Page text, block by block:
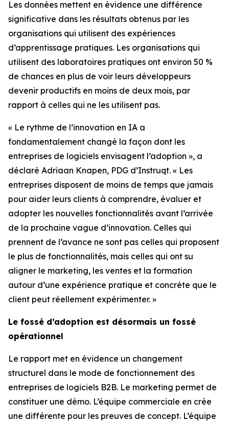
Les données mettent en évidence une différence
significative dans les résultats obtenus par les
organisations qui utilisent des expériences
d’apprentissage pratiques. Les organisations qui
utilisent des laboratoires pratiques ont environ 50 %
de chances en plus de voir leurs développeurs
devenir productifs en moins de deux mois, par
rapport à celles qui ne les utilisent pas.
« Le rythme de l’innovation en IA a
fondamentalement changé la façon dont les
entreprises de logiciels envisagent l’adoption », a
déclaré Adriaan Knapen, PDG d’Instruqt. « Les
entreprises disposent de moins de temps que jamais
pour aider leurs clients à comprendre, évaluer et
adopter les nouvelles fonctionnalités avant l’arrivée
de la prochaine vague d’innovation. Celles qui
prennent de l’avance ne sont pas celles qui proposent
le plus de fonctionnalités, mais celles qui ont su
aligner le marketing, les ventes et la formation
autour d’une expérience pratique et concrète que le
client peut réellement expérimenter. »
Le fossé d’adoption est désormais un fossé
opérationnel
Le rapport met en évidence un changement
structurel dans le mode de fonctionnement des
entreprises de logiciels B2B. Le marketing permet de
constituer une démo. L’équipe commerciale en crée
une différente pour les preuves de concept. L’équipe